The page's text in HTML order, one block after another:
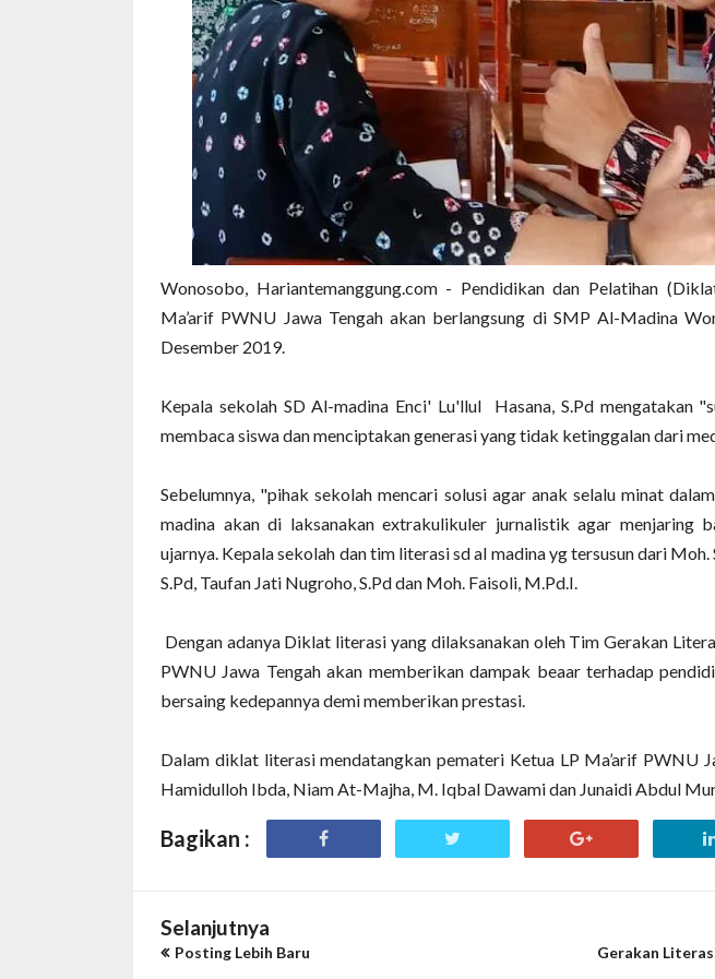
Wonosobo, Hariantemanggung.com - Pendidikan dan Pelatihan
Ma’arif PWNU Jawa Tengah akan berlangsung di SMP Al-Madina
Desember 2019.
Kepala sekolah SD Al-madina Enci' Lu'llul Hasana, S.Pd mengatakan
membaca siswa dan menciptakan generasi yang tidak ketinggalan dari
Sebelumnya, "pihak sekolah mencari solusi agar anak selalu minat
madina akan di laksanakan extrakulikuler jurnalistik agar menjaring
ujarnya. Kepala sekolah dan tim literasi sd al madina yg tersusun dari Moh.
S.Pd, Taufan Jati Nugroho, S.Pd dan Moh. Faisoli, M.Pd.I.
Dengan adanya Diklat literasi yang dilaksanakan oleh Tim Gerakan
PWNU Jawa Tengah akan memberikan dampak beaar terhadap
bersaing kedepannya demi memberikan prestasi.
Dalam diklat literasi mendatangkan pemateri Ketua LP Ma’arif PWNU
Hamidulloh Ibda, Niam At-Majha, M. Iqbal Dawami dan Junaidi Abdul
Bagikan :
Selanjutnya
Posting Lebih Baru
Gerakan